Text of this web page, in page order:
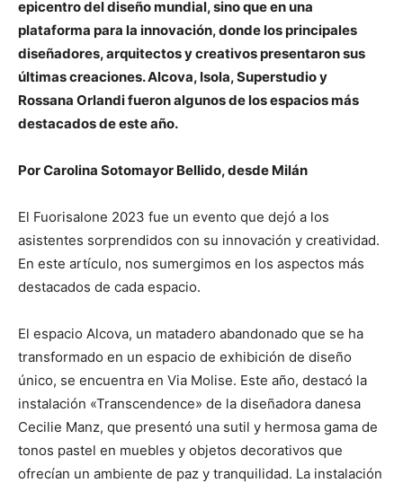
epicentro del diseño mundial, sino que en una
plataforma para la innovación, donde los principales
diseñadores, arquitectos y creativos presentaron sus
últimas creaciones. Alcova, Isola, Superstudio y
Rossana Orlandi fueron algunos de los espacios más
destacados de este año.
Por Carolina Sotomayor Bellido, desde Milán
El Fuorisalone 2023 fue un evento que dejó a los
asistentes sorprendidos con su innovación y creatividad.
En este artículo, nos sumergimos en los aspectos más
destacados de cada espacio.
El espacio Alcova, un matadero abandonado que se ha
transformado en un espacio de exhibición de diseño
único, se encuentra en Via Molise. Este año, destacó la
instalación «Transcendence» de la diseñadora danesa
Cecilie Manz, que presentó una sutil y hermosa gama de
tonos pastel en muebles y objetos decorativos que
ofrecían un ambiente de paz y tranquilidad. La instalación